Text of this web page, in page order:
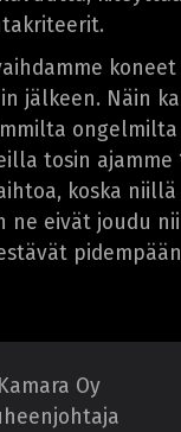
jälkeen. Näin
tosin ajamme
koska niillä
ne eivät joudu
Oy